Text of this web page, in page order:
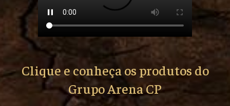
Clique e conheça os produtos do
Grupo Arena CP